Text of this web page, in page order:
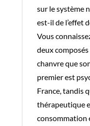
sur le système
est-il de l’effet
Vous
deux
chanvre que
premier est
France, tandis
thérapeutique
consommation